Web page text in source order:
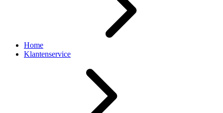
Home
Klantenservice